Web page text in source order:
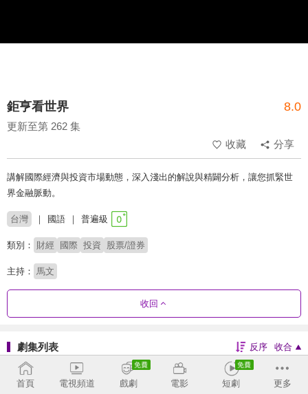
鉅亨看世界 8.0
更新至第 262 集
收藏
分享
講解國際經濟與投資市場動態，深入淺出的解說與精闢分析，讓您抓緊世
界金融脈動。
台灣 國語 普遍級
類別： 財經 國際 投資 股票/證券
主持： 馬文
收回
劇集列表 反序 收合
253 - 262 217 - 252 181 - 216 145 - 180
首頁 電視頻道 戲劇 電影 短劇 更多